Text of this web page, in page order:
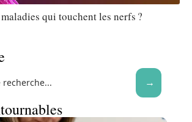
qui touchent les nerfs ?